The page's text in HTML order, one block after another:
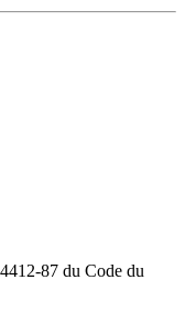
87 du Code du